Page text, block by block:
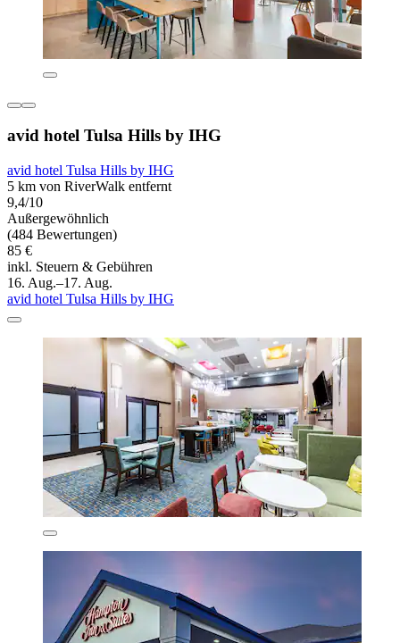
avid hotel Tulsa Hills by IHG
avid hotel Tulsa Hills by IHG
5 km von RiverWalk entfernt
9,4/10
Außergewöhnlich
(484 Bewertungen)
85 €
inkl. Steuern & Gebühren
16. Aug.–17. Aug.
avid hotel Tulsa Hills by IHG